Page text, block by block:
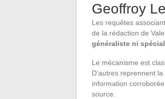
Geoffroy
Les requêtes
de la rédaction de
généraliste ni
Le mécanisme est
D’autres reprennent
information
source.